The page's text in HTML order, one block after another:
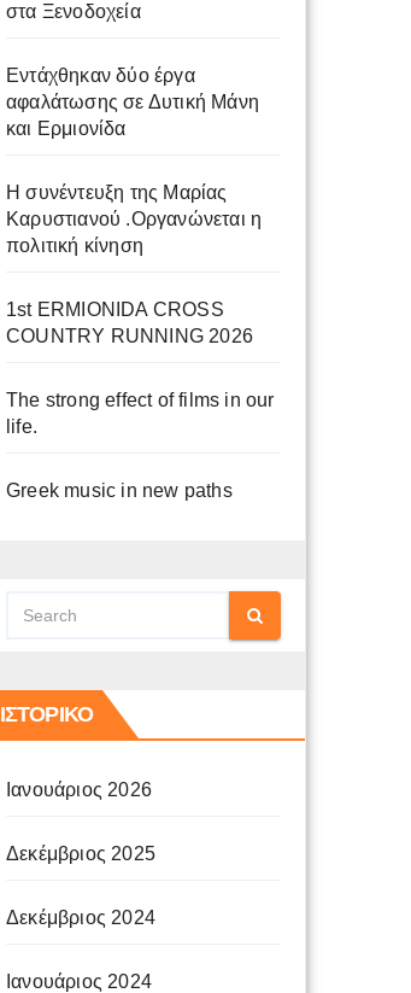
στα Ξενοδοχεία
Εντάχθηκαν δύο έργα
αφαλάτωσης σε Δυτική Μάνη
και Ερμιονίδα
Η συνέντευξη της Μαρίας
Καρυστιανού .Οργανώνεται η
πολιτική κίνηση
​1st ERMIONIDA CROSS
COUNTRY RUNNING 2026
The strong effect of films in our
life.
Greek music in new paths
ΙΣΤΟΡΙΚΌ
Ιανουάριος 2026
Δεκέμβριος 2025
Δεκέμβριος 2024
Ιανουάριος 2024